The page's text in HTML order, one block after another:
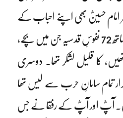
امام حسینؓ بھی اپنے احباب کے
ساتھ تیار تھے۔ آپؓ کے ساتھ 72 نفوسِ قدسیہ جن میں بچے،
کا قلیل لشکر تھا۔ دوسری
تمام سامانِ حرب سے لیس تھا
آپؓ اور آپؓ کے رفقا نے جس